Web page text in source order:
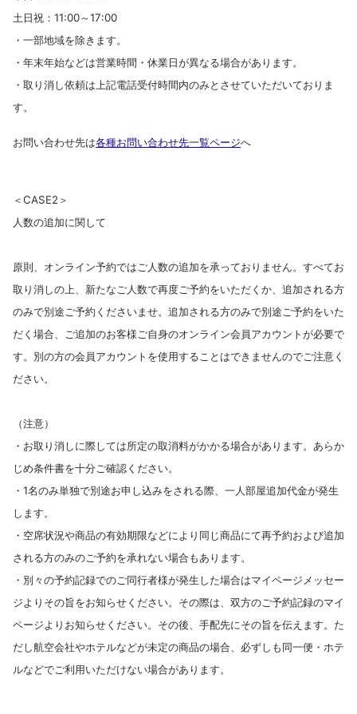
土日祝：11:00～17:00
・一部地域を除きます。
・年末年始などは営業時間・休業日が異なる場合があります。
・取り消し依頼は上記電話受付時間内のみとさせていただいておりま
す。
お問い合わせ先は各種お問い合わせ先一覧ページへ
＜CASE2＞
人数の追加に関して
原則、オンライン予約ではご人数の追加を承っておりません。すべてお
取り消しの上、新たなご人数で再度ご予約をいただくか、追加される方
のみで別途ご予約くださいませ。追加される方のみで別途ご予約をいた
だく場合、
ご追加のお客様ご自身のオンライン会員アカウントが必要で
す。別の方の会員アカウントを使用することはできませんのでご注意く
ださい。
（注意）
・お取り消しに際しては所定の取消料がかかる場合があります。あらか
じめ条件書を十分ご確認ください。
・1名のみ単独で別途お申し込みをされる際、一人部屋追加代金が発生
します。
・空席状況や商品の有効期限などにより同じ商品にて再予約および追加
される方のみのご予約を承れない場合もあります。
・別々の予約記録でのご同行者様が発生した場合はマイページメッセー
ジよりその旨をお知らせください。その際は、双方のご予約記録のマイ
ページよりお知らせください。その後、手配先にその旨を伝えます。た
だし航空会社やホテルなどが未定の商品の場合、必ずしも同一便・ホテ
ルなどでご利用いただけない場合があります。